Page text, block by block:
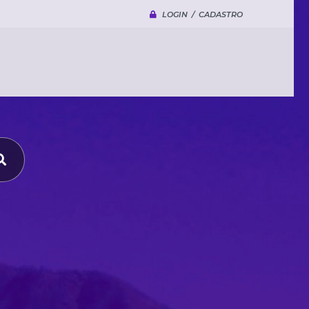
LOGIN / CADASTRO